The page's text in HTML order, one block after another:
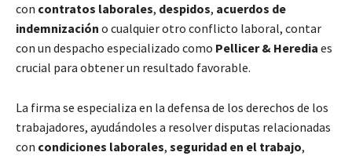
con contratos laborales, despidos, acuerdos de
indemnización o cualquier otro conflicto laboral, contar
con un despacho especializado como Pellicer & Heredia es
crucial para obtener un resultado favorable.
La firma se especializa en la defensa de los derechos de los
trabajadores, ayudándoles a resolver disputas relacionadas
con condiciones laborales, seguridad en el trabajo,